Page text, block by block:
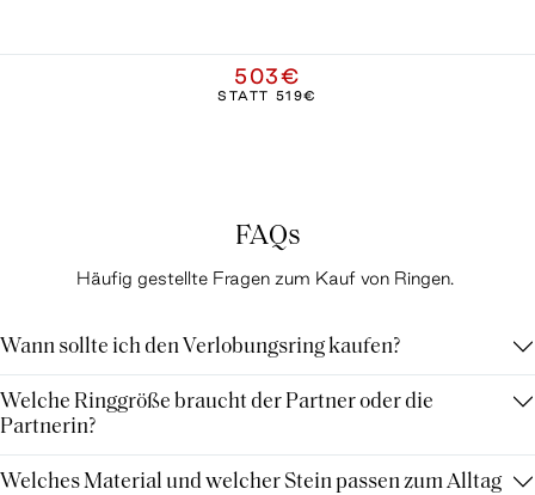
503€
STATT 519€
FAQs
Häufig gestellte Fragen zum Kauf von Ringen.
Wann sollte ich den Verlobungsring kaufen?
Welche Ringgröße braucht der Partner oder die
Partnerin?
Welches Material und welcher Stein passen zum Alltag